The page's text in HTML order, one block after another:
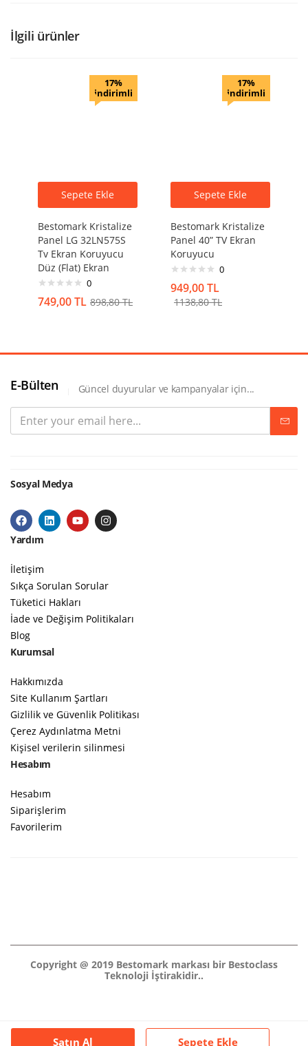
Satın Al Sepete Ekle
İlgili ürünler
17%
indirimli
Sepete Ekle
Bestomark Kristalize
Panel LG 32LN575S
Tv Ekran Koruyucu
Düz (Flat) Ekran
0
749,00TL 898,80TL
17%
indirimli
Sepete Ekle
Bestomark Kristalize
Panel 40” TV Ekran
Koruyucu
0
949,00TL
1138,80TL
E-Bülten Güncel duyurular ve kampanyalar için...
Sosyal Medya
Yardım
İletişim
Sıkça Sorulan Sorular
Tüketici Hakları
İade ve Değişim Politikaları
Blog
Kurumsal
Hakkımızda
Site Kullanım Şartları
Gizlilik ve Güvenlik Politikası
Çerez Aydınlatma Metni
Kişisel verilerin silinmesi
Hesabım
Hesabım
Siparişlerim
Favorilerim
Copyright @ 2019 Bestomark markası bir Bestoclass
Teknoloji İştirakidir..